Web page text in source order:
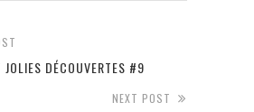
DÉCOUVERTES #9
NEXT POST